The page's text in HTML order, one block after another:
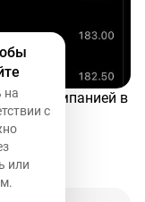
компанией в
выше
на
с
или